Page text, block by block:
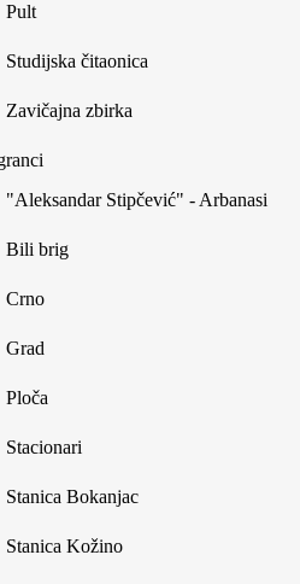
Pult
Studijska čitaonica
Zavičajna zbirka
"Aleksandar Stipčević" - Arbanasi
Bili brig
Crno
Grad
Ploča
Stacionari
Stanica Bokanjac
Stanica Kožino